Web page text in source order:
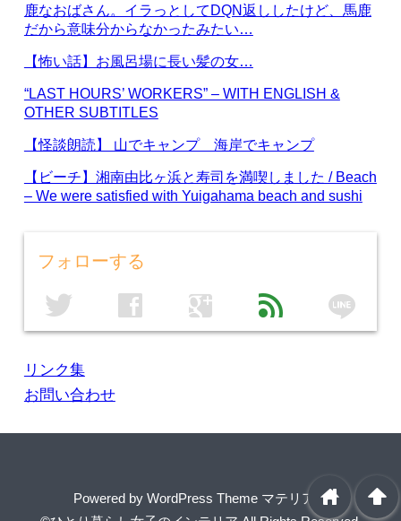
鹿なおばさん。イラっとしてDQN返ししたけど、馬鹿
だから意味分からなかったみたい…
【怖い話】お風呂場に長い髪の女…
“LAST HOURS’ WORKERS” – WITH ENGLISH &
OTHER SUBTITLES
【怪談朗読】 山でキャンプ 海岸でキャンプ
【ビーチ】湘南由比ヶ浜と寿司を満喫しました / Beach
– We were satisfied with Yuigahama beach and sushi
フォローする
twitter facebook google feed line
リンク集
お問い合わせ
Powered by WordPress Theme マテリアル
arrowup
home